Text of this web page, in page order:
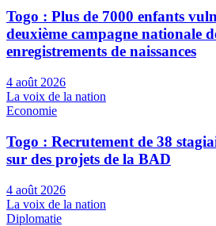
Togo : Plus de 7000 enfants
deuxième campagne nationale
enregistrements de naissances
4 août 2026
La voix de la nation
Economie
Togo : Recrutement de 38
sur des projets de la BAD
4 août 2026
La voix de la nation
Diplomatie